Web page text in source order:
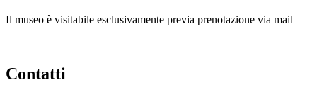
Il museo è visitabile esclusivamente previa prenotazione via mail
Contatti